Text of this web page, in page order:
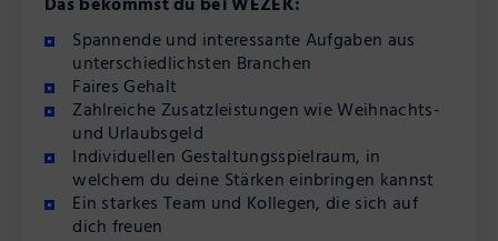
Spannende und interessante Aufgaben aus
unterschiedlichsten Branchen
Faires Gehalt
Zahlreiche Zusatzleistungen wie Weihnachts-
und Urlaubsgeld
Individuellen Gestaltungsspielraum, in
welchem du deine Stärken einbringen kannst
Ein starkes Team und Kollegen, die sich auf
dich freuen